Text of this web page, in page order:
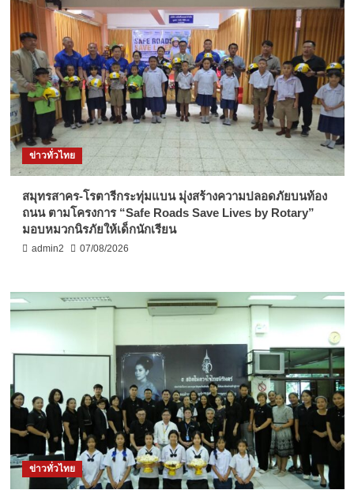
ข่าวทั่วไทย
สมุทรสาคร-โรตารีกระทุ่มแบน มุ่งสร้างความปลอดภัยบนท้อง
ถนน ตามโครงการ “Safe Roads Save Lives by Rotary”
มอบหมวกนิรภัยให้เด็กนักเรียน
admin2 07/08/2026
ข่าวทั่วไทย